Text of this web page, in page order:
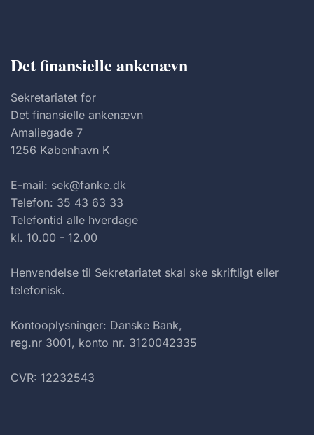
Det finansielle ankenævn
Sekretariatet for
Det finansielle ankenævn
Amaliegade 7
1256 København K
E-mail: sek@fanke.dk
Telefon: 35 43 63 33
Telefontid alle hverdage
kl. 10.00 - 12.00
Henvendelse til Sekretariatet skal ske skriftligt eller
telefonisk.
Kontooplysninger: Danske Bank,
reg.nr 3001, konto nr. 3120042335
CVR: 12232543